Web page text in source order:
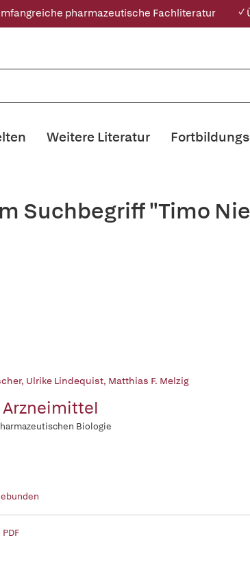
pharmazeutische Fachliteratur ✓
Weitere Literatur
Suchbegriff "Timo
, Ulrike Lindequist, Matthias F. Melzig
Arzneimittel
Biologie